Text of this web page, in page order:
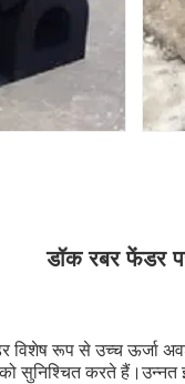
डॉक रबर फेंडर
विशेष रूप से उच्च ऊर्जा
सुनिश्चित करते